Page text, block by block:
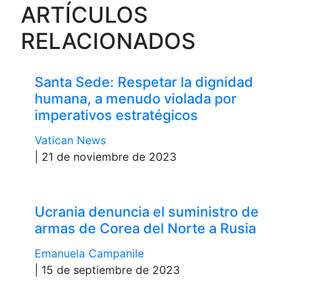
ARTÍCULOS
RELACIONADOS
Santa Sede: Respetar la dignidad
humana, a menudo violada por
imperativos estratégicos
Vatican News
| 21 de noviembre de 2023
Ucrania denuncia el suministro de
armas de Corea del Norte a Rusia
Emanuela Campanile
| 15 de septiembre de 2023